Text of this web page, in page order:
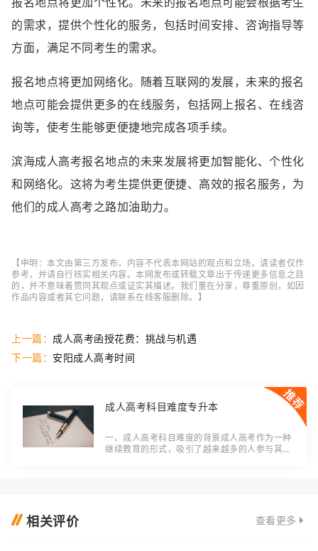
的需求，提供个性化的服务，包括时间安排、咨询指导等
方面，满足不同考生的需求。
报名地点将更加网络化。随着互联网的发展，未来的报名
地点可能会提供更多的在线服务，包括网上报名、在线咨
询等，使考生能够更便捷地完成各项手续。
滨海成人高考报名地点的未来发展将更加智能化、个性化
和网络化。这将为考生提供更便捷、高效的报名服务，为
他们的成人高考之路加油助力。
【申明：本文由第三方发布，内容不代表本网站的观点和立场。请读者仅作
参考，并请自行核实相关内容。本网发布或转载文章出于传递更多信息之目
的，并不意味着赞同其观点或证实其描述。我们重在分享，尊重原创，如因
作品内容或者其它问题，请联系在线客服删除。】
上一篇： 成人高考函授花费：挑战与机遇
下一篇： 安阳成人高考时间
成人高考科目难度专升本
一、成人高考科目难度的背景成人高考作为一种
继续教育的形式，吸引了越来越多的人参与其
相关评价 查看更多